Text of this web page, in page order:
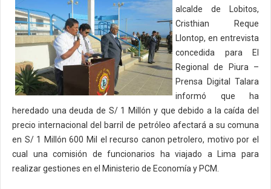
alcalde de Lobitos,
Cristhian Reque
Llontop, en entrevista
concedida para El
Regional de Piura –
Prensa Digital Talara
informó que ha
heredado una deuda de S/ 1 Millón y que debido a la caída del
precio internacional del barril de petróleo afectará a su comuna
en S/ 1 Millón 600 Mil el recurso canon petrolero, motivo por el
cual una comisión de funcionarios ha viajado a Lima para
realizar gestiones en el Ministerio de Economía y PCM.